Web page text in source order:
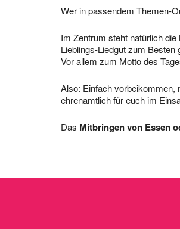
Wer in passendem Themen-
Im Zentrum steht natürlich
Lieblings-Liedgut zum
Vor allem zum Motto des
Also: Einfach vorbeikommen,
ehrenamtlich für euch im
Das Mitbringen von Essen